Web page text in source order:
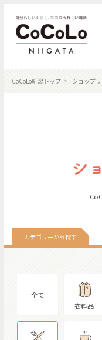
CoCoLo新潟トップ ショップ
カテゴリーから探す
全て
衣料品